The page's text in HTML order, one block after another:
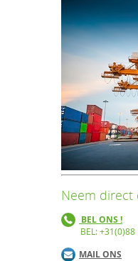
Neem
BEL ONS !
BEL:
MAIL ONS